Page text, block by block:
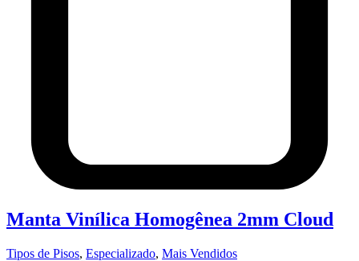
Manta Vinílica Homogênea 2mm Cloud
Tipos de Pisos, Especializado, Mais Vendidos